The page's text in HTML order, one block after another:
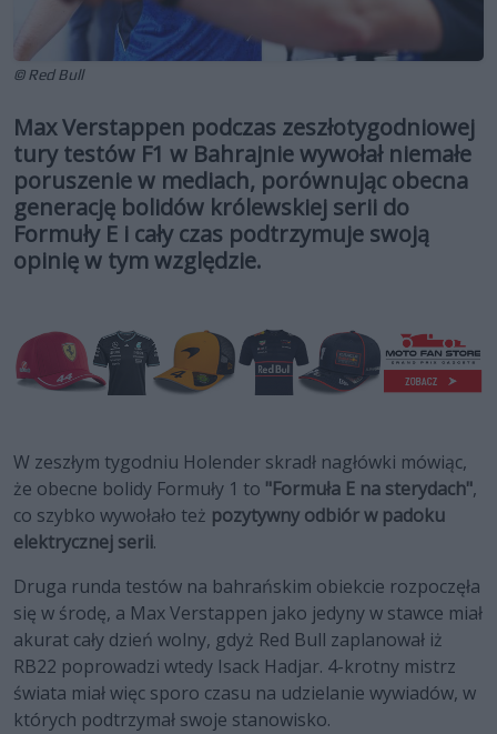
© Red Bull
Max Verstappen podczas zeszłotygodniowej
tury testów F1 w Bahrajnie wywołał niemałe
poruszenie w mediach, porównując obecna
generację bolidów królewskiej serii do
Formuły E i cały czas podtrzymuje swoją
opinię w tym względzie.
W zeszłym tygodniu Holender skradł nagłówki mówiąc,
że obecne bolidy Formuły 1 to "Formuła E na sterydach",
co szybko wywołało też pozytywny odbiór w padoku
elektrycznej serii.
Druga runda testów na bahrańskim obiekcie rozpoczęła
się w środę, a Max Verstappen jako jedyny w stawce miał
akurat cały dzień wolny, gdyż Red Bull zaplanował iż
RB22 poprowadzi wtedy Isack Hadjar. 4-krotny mistrz
świata miał więc sporo czasu na udzielanie wywiadów, w
których podtrzymał swoje stanowisko.